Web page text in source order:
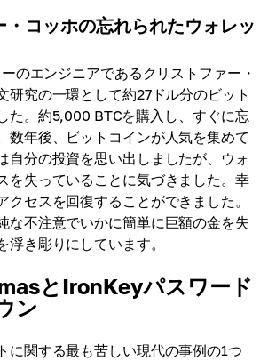
・コッホの忘れられたウォレッ
のエンジニアであるクリストファー・
研究の一環として約27ドル分のビット
た。約5,000 BTCを購入し、すぐに忘
数年後、ビットコインが人気を集めて
自分の投資を思い出しましたが、ウォ
を失っていることに気づきました。幸
クセスを回復することができました。
な不注意でいかに簡単に巨額の金を失
浮き彫りにしています。
とIronKeyパスワード
ン
に関する最も苦しい現代の事例の1つ